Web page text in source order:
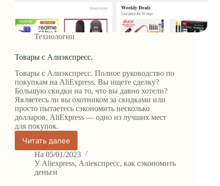
Технологии
Товары с Алиэкспресс.
Товары с Алиэкспресс. Полное руководство по
покупкам на AliExpress. Вы ищете сделку?
Большую скидки на то, что вы давно хотели?
Являетесь ли вы охотником за скидками или
просто пытаетесь сэкономить несколько
долларов, AliExpress — одно из лучших мест
для покупок.
Читать далее
Товары
с
Алиэкспресс.
На 05/01/2023
У Aliexpress, Аліекспресс,как сэкономить
деньги